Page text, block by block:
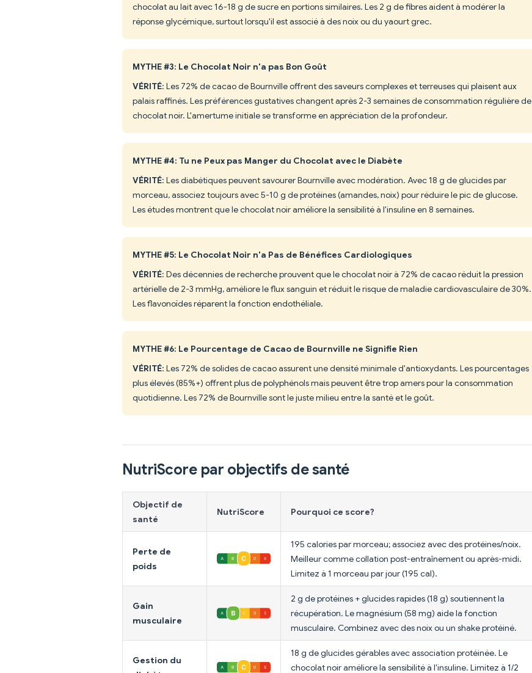
chocolat au lait avec 16-18 g de sucre en portions similaires. Les 2 g de fibres aident à modérer la
réponse glycémique, surtout lorsqu'il est associé à des noix ou du yaourt grec.
MYTHE #3: Le Chocolat Noir n'a pas Bon Goût
VÉRITÉ: Les 72% de cacao de Bournville offrent des saveurs complexes et terreuses qui plaisent aux
palais raffinés. Les préférences gustatives changent après 2-3 semaines de consommation régulière de
chocolat noir. L'amertume initiale se transforme en appréciation de la profondeur.
MYTHE #4: Tu ne Peux pas Manger du Chocolat avec le Diabète
VÉRITÉ: Les diabétiques peuvent savourer Bournville avec modération. Avec 18 g de glucides par
morceau, associez toujours avec 5-10 g de protéines (amandes, noix) pour réduire le pic de glucose.
Les études montrent que le chocolat noir améliore la sensibilité à l'insuline en 8 semaines.
MYTHE #5: Le Chocolat Noir n'a Pas de Bénéfices Cardiologiques
VÉRITÉ: Des décennies de recherche prouvent que le chocolat noir à 72% de cacao réduit la pression
artérielle de 2-3 mmHg, améliore le flux sanguin et réduit le risque de maladie cardiovasculaire de 30%.
Les flavonoïdes réparent la fonction endothéliale.
MYTHE #6: Le Pourcentage de Cacao de Bournville ne Signifie Rien
VÉRITÉ: Les 72% de solides de cacao assurent une densité minimale d'antioxydants. Les pourcentages
plus élevés (85%+) offrent plus de polyphénols mais peuvent être trop amers pour la consommation
quotidienne. Les 72% de Bournville sont le juste milieu entre la santé et le goût.
NutriScore par objectifs de santé
Objectif de
santé
NutriScore Pourquoi ce score?
Perte de
poids
195 calories par morceau; associez avec des protéines/noix.
Meilleur comme collation post-entraînement ou après-midi.
Limitez à 1 morceau par jour (195 cal).
Gain
musculaire
2 g de protéines + glucides rapides (18 g) soutiennent la
récupération. Le magnésium (58 mg) aide la fonction
musculaire. Combinez avec des noix ou un shake protéiné.
Gestion du
18 g de glucides gérables avec association protéinée. Le
chocolat noir améliore la sensibilité à l'insuline. Limitez à 1/2